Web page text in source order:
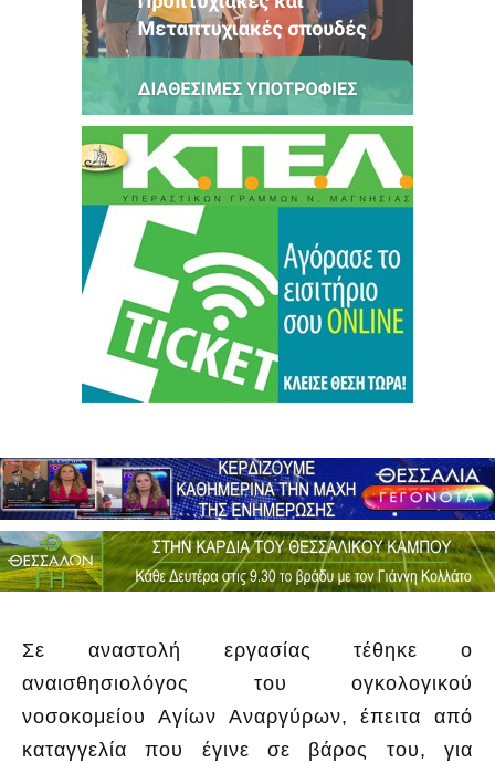
Σε αναστολή εργασίας τέθηκε ο
αναισθησιολόγος του ογκολογικού
νοσοκομείου Αγίων Αναργύρων, έπειτα από
καταγγελία που έγινε σε βάρος του, για